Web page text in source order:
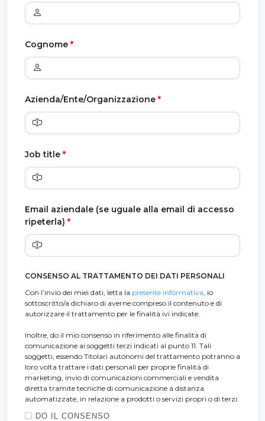
Cognome *
Azienda/Ente/Organizzazione *
Job title *
Email aziendale (se uguale alla email di accesso
ripeterla) *
CONSENSO AL TRATTAMENTO DEI DATI PERSONALI
Con l’invio dei miei dati, letta la presente informativa, io
sottoscritto/a dichiaro di averne compreso il contenuto e di
autorizzare il trattamento per le finalità ivi indicate.
Inoltre, do il mio consenso in riferimento alle finalità di
comunicazione ai soggetti terzi indicati al punto 11. Tali
soggetti, essendo Titolari autonomi del trattamento potranno a
loro volta trattare i dati personali per proprie finalità di
marketing, invio di comunicazioni commerciali e vendita
diretta tramite tecniche di comunicazione a distanza
automatizzate, in relazione a prodotti o servizi propri o di terzi.
DO IL CONSENSO